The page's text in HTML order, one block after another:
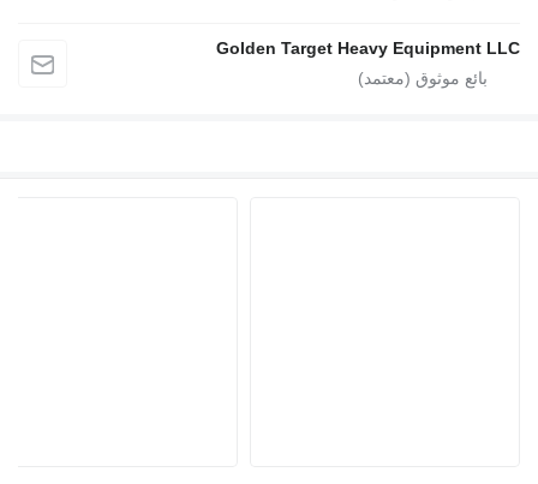
Golden Target Heavy